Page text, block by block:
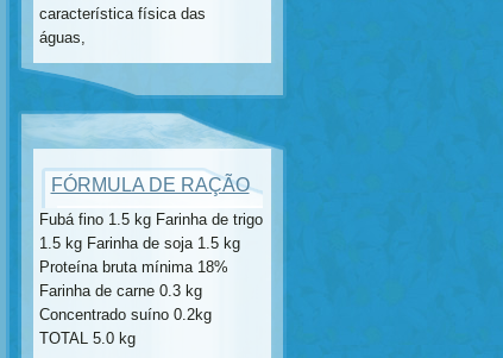
característica física das
águas,
FÓRMULA DE RAÇÃO
Fubá fino 1.5 kg Farinha de trigo
1.5 kg Farinha de soja 1.5 kg
Proteína bruta mínima 18%
Farinha de carne 0.3 kg
Concentrado suíno 0.2kg
TOTAL 5.0 kg